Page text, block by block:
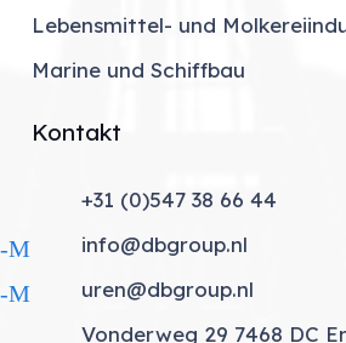
Lebensmittel- und
Marine und Schiffbau
Kontakt
+31 (0)547 38 66 44
Mailinfo@dbgroup.nl
Mailuren@dbgroup.nl
Vonderweg 29 7468 DC